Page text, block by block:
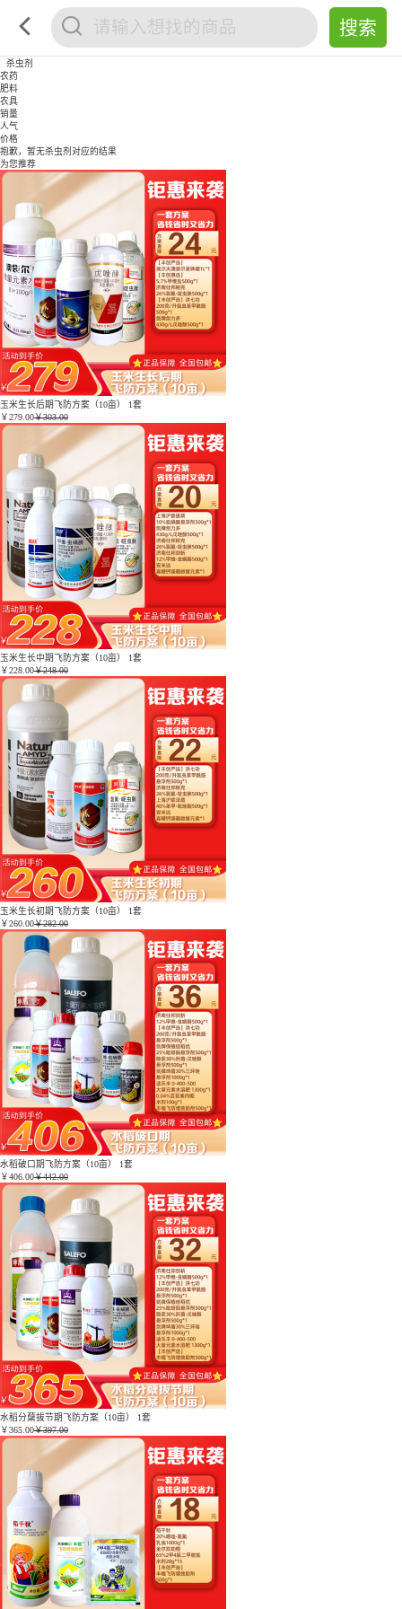
杀虫剂
农药
肥料
农具
销量
人气
价格
抱歉，暂无杀虫剂对应的结果
为您推荐
玉米生长后期飞防方案（10亩） 1套
￥279.00￥303.00
玉米生长中期飞防方案（10亩） 1套
￥228.00￥248.00
玉米生长初期飞防方案（10亩） 1套
￥260.00￥282.00
水稻破口期飞防方案（10亩） 1套
￥406.00￥442.00
水稻分蘖拔节期飞防方案（10亩） 1套
￥365.00￥397.00